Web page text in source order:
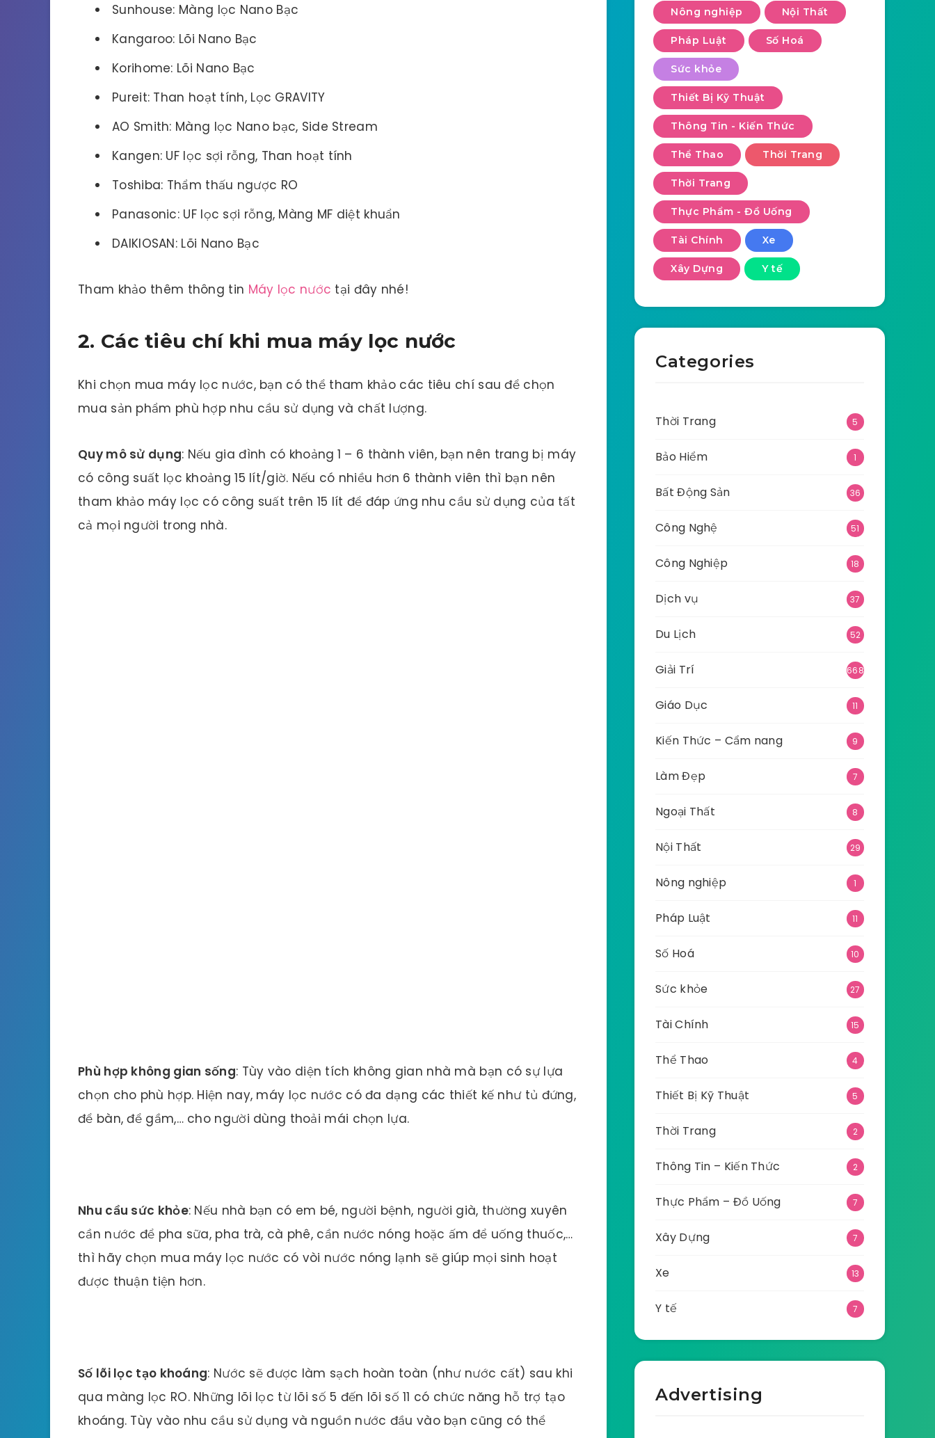
Sunhouse: Màng lọc Nano Bạc
Kangaroo: Lõi Nano Bạc
Korihome: Lõi Nano Bạc
Pureit: Than hoạt tính, Lọc GRAVITY
AO Smith: Màng lọc Nano bạc, Side Stream
Kangen: UF lọc sợi rỗng, Than hoạt tính
Toshiba: Thẩm thấu ngược RO
Panasonic: UF lọc sợi rỗng, Màng MF diệt khuẩn
DAIKIOSAN: Lõi Nano Bạc
Tham khảo thêm thông tin Máy lọc nước tại đây nhé!
2. Các tiêu chí khi mua máy lọc nước
Khi chọn mua máy lọc nước, bạn có thể tham khảo các tiêu chí sau để chọn
mua sản phẩm phù hợp nhu cầu sử dụng và chất lượng.
Quy mô sử dụng: Nếu gia đình có khoảng 1 – 6 thành viên, bạn nên trang bị máy
có công suất lọc khoảng 15 lít/giờ. Nếu có nhiều hơn 6 thành viên thì bạn nên
tham khảo máy lọc có công suất trên 15 lít để đáp ứng nhu cầu sử dụng của tất
cả mọi người trong nhà.
Phù hợp không gian sống: Tùy vào diện tích không gian nhà mà bạn có sự lựa
chọn cho phù hợp. Hiện nay, máy lọc nước có đa dạng các thiết kế như tủ đứng,
để bàn, để gầm,… cho người dùng thoải mái chọn lựa.
Nhu cầu sức khỏe: Nếu nhà bạn có em bé, người bệnh, người già, thường xuyên
cần nước để pha sữa, pha trà, cà phê, cần nước nóng hoặc ấm để uống thuốc,…
thì hãy chọn mua máy lọc nước có vòi nước nóng lạnh sẽ giúp mọi sinh hoạt
được thuận tiện hơn.
Số lõi lọc tạo khoáng: Nước sẽ được làm sạch hoàn toàn (như nước cất) sau khi
qua màng lọc RO. Những lõi lọc từ lõi số 5 đến lõi số 11 có chức năng hỗ trợ tạo
khoáng. Tùy vào nhu cầu sử dụng và nguồn nước đầu vào bạn cũng có thể
Nông nghiệp Nội Thất
Pháp Luật Số Hoá
Sức khỏe
Thiết Bị Kỹ Thuật
Thông Tin - Kiến Thức
Thể Thao Thời Trang
Thời Trang
Thực Phẩm - Đồ Uống
Tài Chính Xe
Xây Dựng Y tế
Categories
Thời Trang 5
Bảo Hiểm 1
Bất Động Sản 36
Công Nghệ 51
Công Nghiệp 18
Dịch vụ 37
Du Lịch 52
Giải Trí 668
Giáo Dục 11
Kiến Thức – Cẩm nang 9
Làm Đẹp 7
Ngoại Thất 8
Nội Thất 29
Nông nghiệp 1
Pháp Luật 11
Số Hoá 10
Sức khỏe 27
Tài Chính 15
Thể Thao 4
Thiết Bị Kỹ Thuật 5
Thời Trang 2
Thông Tin – Kiến Thức 2
Thực Phẩm – Đồ Uống 7
Xây Dựng 7
Xe 13
Y tế 7
Advertising